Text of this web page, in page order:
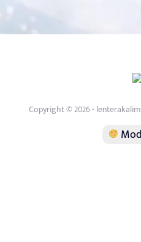
Copyright © 2026 -